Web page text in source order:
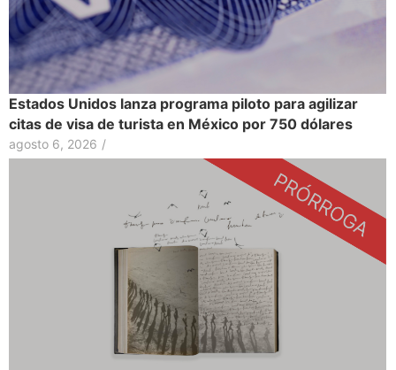
Estados Unidos lanza programa piloto para agilizar
citas de visa de turista en México por 750 dólares
agosto 6, 2026 /